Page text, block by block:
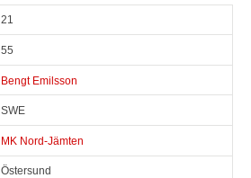
21
55
Bengt Emilsson
SWE
MK Nord-Jämten
Östersund